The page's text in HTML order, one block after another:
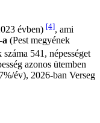
évben) [4], ami
a (Pest megyének
száma 541, népességet
azonos ütemben
év), 2026-ban Verseg